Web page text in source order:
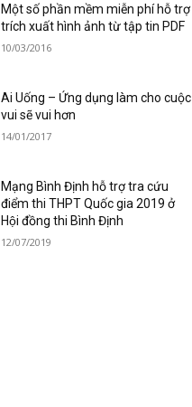
Một số phần mềm miễn phí hỗ trợ
trích xuất hình ảnh từ tập tin PDF
10/03/2016
Ai Uống – Ứng dụng làm cho cuộc
vui sẽ vui hơn
14/01/2017
Mạng Bình Định hỗ trợ tra cứu
điểm thi THPT Quốc gia 2019 ở
Hội đồng thi Bình Định
12/07/2019